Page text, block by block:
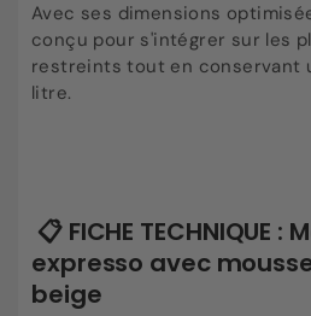
Avec ses dimensions
conçu pour s'intégrer sur les
restreints tout en conservant
litre.
📋 FICHE TECHNIQUE
expresso avec
beige